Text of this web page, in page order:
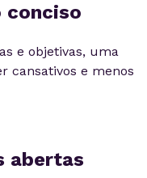
conciso
e objetivas, uma
cansativos e menos
abertas